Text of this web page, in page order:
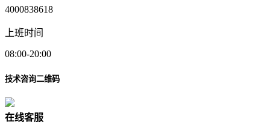
4000838618
上班时间
08:00-20:00
技术咨询二维码
在线客服